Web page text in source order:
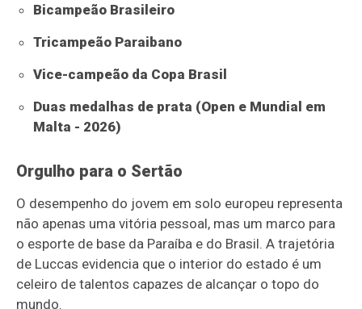
Bicampeão Brasileiro
Tricampeão Paraibano
Vice-campeão da Copa Brasil
Duas medalhas de prata (Open e Mundial em
Malta - 2026)
Orgulho para o Sertão
O desempenho do jovem em solo europeu representa
não apenas uma vitória pessoal, mas um marco para
o esporte de base da Paraíba e do Brasil. A trajetória
de Luccas evidencia que o interior do estado é um
celeiro de talentos capazes de alcançar o topo do
mundo.